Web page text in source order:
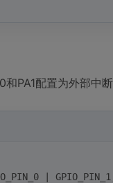
PA1配置为外部中
|